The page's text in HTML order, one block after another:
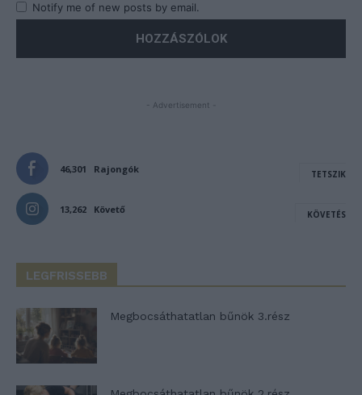
Notify me of new posts by email.
- Advertisement -
46,301 Rajongók TETSZIK
13,262 Követő KÖVETÉS
LEGFRISSEBB
Megbocsáthatatlan bűnök 3.rész